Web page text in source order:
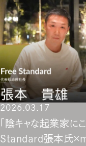
2026.03.17
「陰キャな起業家
Standard張本氏